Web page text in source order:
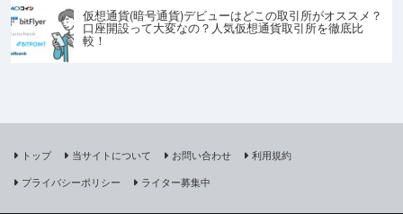
仮想通貨(暗号通貨)デビューはどこの取引所がオススメ？
口座開設って大変なの？人気仮想通貨取引所を徹底比
較！
トップ 当サイトについて お問い合わせ
利用規約
プライバシーポリシー
ライター募集中